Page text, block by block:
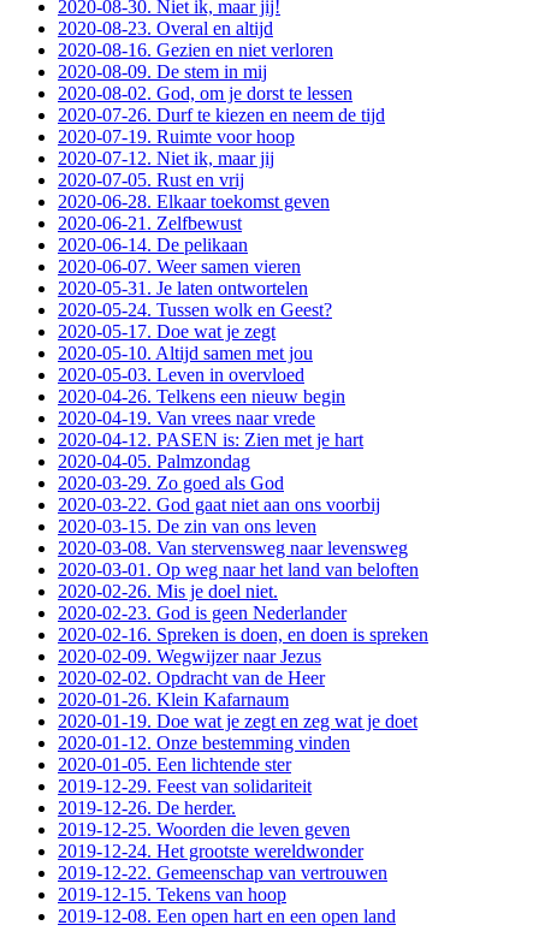
2020-08-30. Niet ik, maar jij!
2020-08-23. Overal en altijd
2020-08-16. Gezien en niet verloren
2020-08-09. De stem in mij
2020-08-02. God, om je dorst te lessen
2020-07-26. Durf te kiezen en neem de tijd
2020-07-19. Ruimte voor hoop
2020-07-12. Niet ik, maar jij
2020-07-05. Rust en vrij
2020-06-28. Elkaar toekomst geven
2020-06-21. Zelfbewust
2020-06-14. De pelikaan
2020-06-07. Weer samen vieren
2020-05-31. Je laten ontwortelen
2020-05-24. Tussen wolk en Geest?
2020-05-17. Doe wat je zegt
2020-05-10. Altijd samen met jou
2020-05-03. Leven in overvloed
2020-04-26. Telkens een nieuw begin
2020-04-19. Van vrees naar vrede
2020-04-12. PASEN is: Zien met je hart
2020-04-05. Palmzondag
2020-03-29. Zo goed als God
2020-03-22. God gaat niet aan ons voorbij
2020-03-15. De zin van ons leven
2020-03-08. Van stervensweg naar levensweg
2020-03-01. Op weg naar het land van beloften
2020-02-26. Mis je doel niet.
2020-02-23. God is geen Nederlander
2020-02-16. Spreken is doen, en doen is spreken
2020-02-09. Wegwijzer naar Jezus
2020-02-02. Opdracht van de Heer
2020-01-26. Klein Kafarnaum
2020-01-19. Doe wat je zegt en zeg wat je doet
2020-01-12. Onze bestemming vinden
2020-01-05. Een lichtende ster
2019-12-29. Feest van solidariteit
2019-12-26. De herder.
2019-12-25. Woorden die leven geven
2019-12-24. Het grootste wereldwonder
2019-12-22. Gemeenschap van vertrouwen
2019-12-15. Tekens van hoop
2019-12-08. Een open hart en een open land